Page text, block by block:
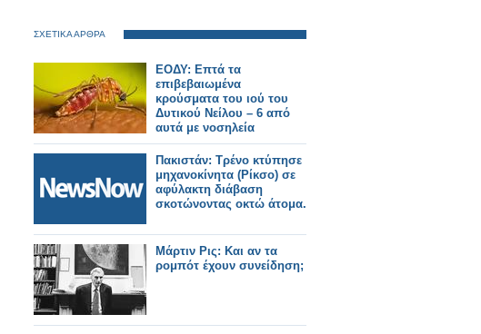
ΣΧΕΤΙΚΑ ΑΡΘΡΑ
ΕΟΔΥ: Επτά τα
επιβεβαιωμένα
κρούσματα του ιού του
Δυτικού Νείλου – 6 από
αυτά με νοσηλεία
Πακιστάν: Τρένο κτύπησε
μηχανοκίνητα (Ρίκσο) σε
αφύλακτη διάβαση
σκοτώνοντας οκτώ άτομα.
Μάρτιν Ρις: Και αν τα
ρομπότ έχουν συνείδηση;